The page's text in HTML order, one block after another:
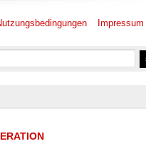
Impressum